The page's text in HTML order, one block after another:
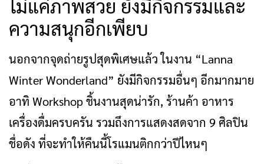
ไม่แค่ภาพสวย ยังมีกิจกรรมและ
ความสนุกอีกเพียบ
นอกจากจุดถ่ายรูปสุดพิเศษแล้ว ในงาน “Lanna
Winter Wonderland” ยังมีกิจกรรมอื่นๆ อีกมากมาย
อาทิ Workshop ชิ้นงานสุดน่ารัก, ร้านค้า อาหาร
เครื่องดื่มครบครัน รวมถึงการแสดงสดจาก 9 ศิลปิน
ชื่อดัง ที่จะทำให้คืนนี้โรแมนติกกว่าปีไหนๆ